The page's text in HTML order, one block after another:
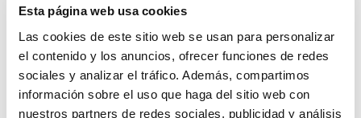
Esta página web usa cookies
Las cookies de este sitio web se usan para personalizar
el contenido y los anuncios, ofrecer funciones de redes
sociales y analizar el tráfico. Además, compartimos
información sobre el uso que haga del sitio web con
nuestros partners de redes sociales, publicidad y análisis
al querer aplicar a las nuevas contrataciones el convenio
de la planta.
Sin la huelga esta victoria sindical no hubiera sido
posible.